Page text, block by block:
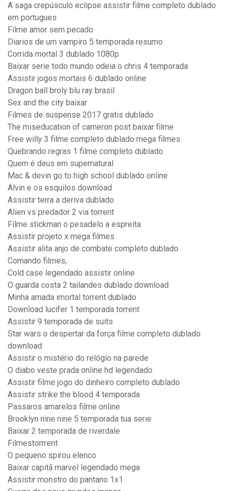
A saga crepúsculo eclipse assistir filme completo dublado
em portugues
Filme amor sem pecado
Diarios de um vampiro 5 temporada resumo
Corrida mortal 3 dublado 1080p
Baixar serie todo mundo odeia o chris 4 temporada
Assistir jogos mortais 6 dublado online
Dragon ball broly blu ray brasil
Sex and the city baixar
Filmes de suspense 2017 gratis dublado
The miseducation of cameron post baixar filme
Free willy 3 filme completo dublado mega filmes
Quebrando regras 1 filme completo dublado
Quem é deus em supernatural
Mac & devin go to high school dublado online
Alvin e os esquilos download
Assistir terra a deriva dublado
Alien vs predador 2 via torrent
Filme stickman o pesadelo a espreita
Assistir projeto x mega filmes
Assistir alita anjo de combate completo dublado
Comando filmes,
Cold case legendado assistir online
O guarda costa 2 tailandes dublado download
Minha amada imortal torrent dublado
Download lucifer 1 temporada torrent
Assistir 9 temporada de suits
Star wars o despertar da força filme completo dublado
download
Assistir o mistério do relógio na parede
O diabo veste prada online hd legendado
Assistir filme jogo do dinheiro completo dublado
Assistir strike the blood 4 temporada
Passaros amarelos filme online
Brooklyn nine nine 5 temporada tua serie
Baixar 2 temporada de riverdale
Filmestorrrent
O pequeno spirou elenco
Baixar capitã marvel legendado mega
Assistir monstro do pantano 1x1